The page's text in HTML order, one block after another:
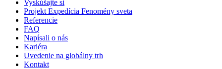
Vyskúšajte si
Projekt Expedícia Fenomény sveta
Referencie
FAQ
Napísali o nás
Kariéra
Uvedenie na globálny trh
Kontakt